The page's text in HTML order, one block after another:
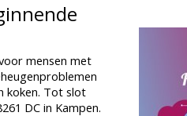
mensen met
koken. Tot slot
DC in Kampen.